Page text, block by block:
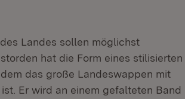
Landes sollen möglichst
hat die Form eines stilisierten
das große Landeswappen mit
Er wird an einem gefalteten Band